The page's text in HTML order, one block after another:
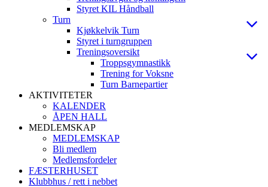
Styret KIL Håndball
Turn
Kjøkkelvik Turn
Styret i turngruppen
Treningsoversikt
Troppsgymnastikk
Trening for Voksne
Turn Barnepartier
AKTIVITETER
KALENDER
ÅPEN HALL
MEDLEMSKAP
MEDLEMSKAP
Bli medlem
Medlemsfordeler
FÆSTERHUSET
Klubbhus / rett i nebbet